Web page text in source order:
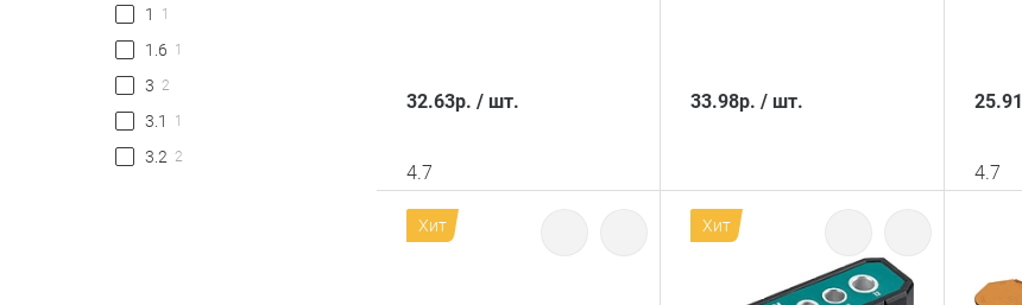
1 1
1.6 1
3 2
3.1 1
3.2 2
32.63р. / шт.
4.7
33.98р. / шт. 25.91
4.7
Хит Хит